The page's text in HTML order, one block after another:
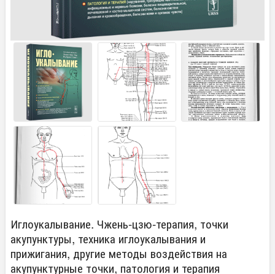
Иглоукалывание. Чжень-цзю-терапия, точки
акупунктуры, техника иглоукалывания и
прижигания, другие методы воздействия на
акупунктурные точки, патология и терапия